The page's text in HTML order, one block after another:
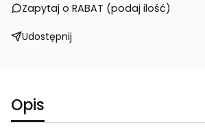
Zapytaj o RABAT (podaj ilość)
Udostępnij
Opis